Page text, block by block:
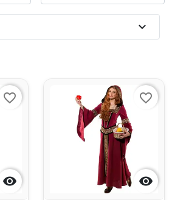
expand_more

favorite_border

favorite_border